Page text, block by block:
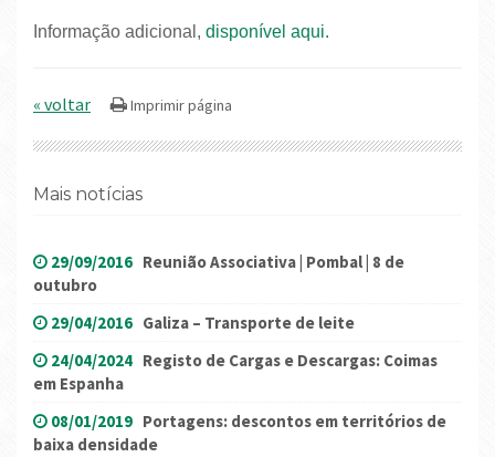
Informação adicional, disponível aqui.
« voltar
Mais notícias
29/09/2016 Reunião Associativa | Pombal | 8 de
outubro
29/04/2016 Galiza – Transporte de leite
24/04/2024 Registo de Cargas e Descargas: Coimas
em Espanha
08/01/2019 Portagens: descontos em territórios de
baixa densidade